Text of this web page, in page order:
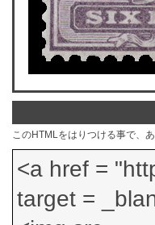
このHTMLをはりつける事で、